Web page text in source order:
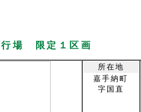
行場 限定１区画
所在地
嘉手納町
字国直